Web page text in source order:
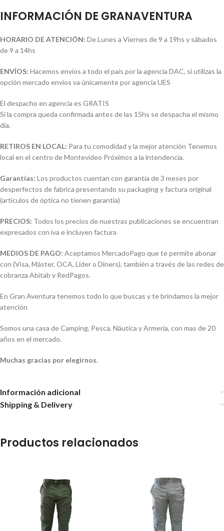
INFORMACIÓN DE GRANAVENTURA
HORARIO DE ATENCIÓN: De Lunes a Viernes de 9 a 19hs y sábados
de 9 a 14hs
ENVÍOS: Hacemos envíos a todo el país por la agencia DAC, si utilizas la
opción mercado envíos va únicamente por agencia UES
El despacho en agencia es GRATIS
Si la compra queda confirmada antes de las 15hs se despacha el mismo
día.
RETIROS EN LOCAL: Para tu comodidad y la mejor atención Tenemos
local en el centro de Montevideo Próximos a la intendencia.
Garantías: Los productos cuentan con garantía de 3 meses por
desperfectos de fabrica presentando su packaging y factura original
(artículos de óptica no tienen garantía)
PRECIOS: Todos los precios de nuestras publicaciones se encuentran
expresados con iva e incluyen factura
MEDIOS DE PAGO: Aceptamos MercadoPago que te permite abonar
con (Visa, Máster, OCA, Lider o Diners), también a través de las redes de
cobranza Abitab y RedPagos.
En Gran Aventura tenemos todo lo que buscas y te brindamos la mejor
atención
Somos una casa de Camping, Pesca, Náutica y Armería, con mas de 20
años en el mercado.
Muchas gracias por elegirnos.
Información adicional
Shipping & Delivery
Productos relacionados